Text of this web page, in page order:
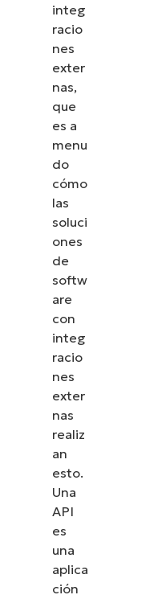
integ
racio
nes
exter
nas,
que
es a
menu
do
cómo
las
soluci
ones
de
softw
are
con
integ
racio
nes
exter
nas
realiz
an
esto.
Una
API
es
una
aplica
ción